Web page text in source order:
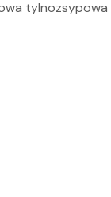
tylnozsypowa